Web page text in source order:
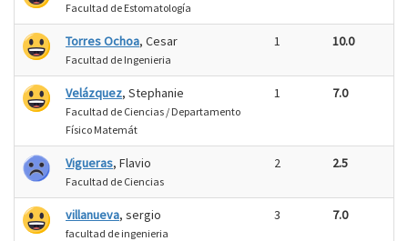
Facultad de Estomatología
Torres Ochoa, Cesar
Facultad de Ingenieria
1 10.0
Velázquez, Stephanie
Facultad de Ciencias / Departamento
Físico Matemát
1 7.0
Vigueras, Flavio
Facultad de Ciencias
2 2.5
villanueva, sergio
facultad de ingenieria
3 7.0